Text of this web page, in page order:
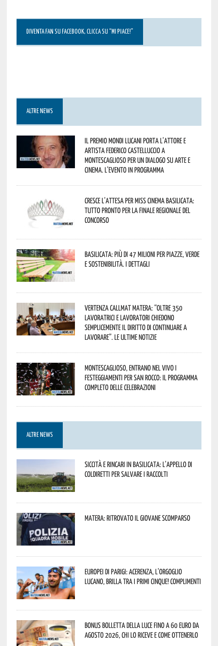
DIVENTA FAN SU FACEBOOK, CLICCA SU “MI PIACE!”
ALTRE NEWS
Il Premio Mondi Lucani porta l’attore e
artista Federico Castelluccio a
Montescaglioso per un dialogo su arte e
cinema. L’evento in programma
Cresce l’attesa per Miss Cinema Basilicata:
tutto pronto per la finale regionale del
concorso
Basilicata: più di 47 milioni per piazze, verde
e sostenibilità. I dettagli
Vertenza CallMat Matera: “Oltre 350
lavoratrici e lavoratori chiedono
semplicemente il diritto di continuare a
lavorare”. Le ultime notizie
Montescaglioso, entrano nel vivo i
festeggiamenti per San Rocco: il programma
completo delle celebrazioni
ALTRE NEWS
Siccità e rincari in Basilicata: l’appello di
Coldiretti per salvare i raccolti
Matera: ritrovato il giovane scomparso
Europei di Parigi: Acerenza, l’orgoglio
lucano, brilla tra i primi cinque! Complimenti
Bonus bolletta della luce fino a 60 euro da
agosto 2026, chi lo riceve e come ottenerlo